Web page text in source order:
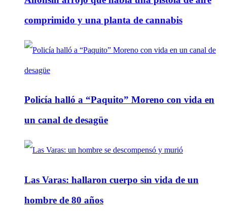
comprimido y una planta de cannabis
Policía halló a “Paquito” Moreno con vida en
un canal de desagüe
Las Varas: hallaron cuerpo sin vida de un
hombre de 80 años